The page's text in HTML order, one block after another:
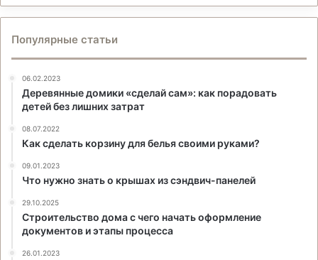
Популярные статьи
06.02.2023
Деревянные домики «сделай сам»: как порадовать
детей без лишних затрат
08.07.2022
Как сделать корзину для белья своими руками?
09.01.2023
Что нужно знать о крышах из сэндвич-панелей
29.10.2025
Строительство дома с чего начать оформление
документов и этапы процесса
26.01.2023